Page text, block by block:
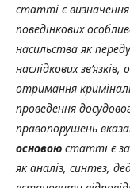
статті є
поведінкових
насильства як
наслідкових
отримання
проведення
правопорушень
основою статті є
як аналіз, синтез,